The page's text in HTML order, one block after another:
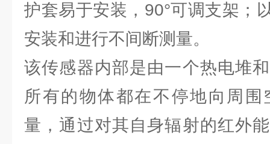
护套易于安装，90°可调支架；
安装和进行不间断测量。
该传感器内部是由一个热电堆
所有的物体都在不停地向周
量，通过对其自身辐射的红外